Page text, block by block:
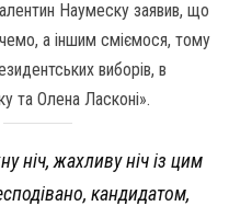
Наумеску заявив, що
а іншим сміємося, тому
виборів, в
та Олена Ласконі».
ніч, жахливу ніч із цим
кандидатом,